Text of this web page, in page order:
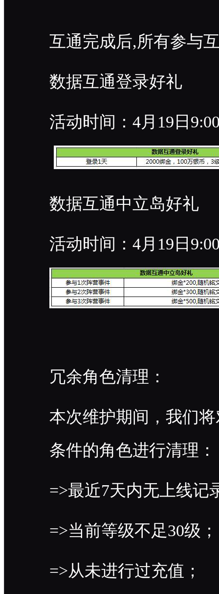
互通完成后,所有参与
数据互通登录好礼
活动时间：4月19日
数据互通中立岛好礼
活动时间：4月19日
冗余角色清理：
本次维护期间，我们
条件的角色进行清理：
=>最近7天内无上线记
=>当前等级不足30级；
=>从未进行过充值；